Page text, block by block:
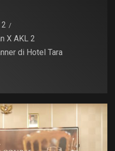
2
X AKL 2
di Hotel Tara